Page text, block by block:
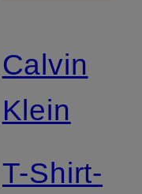
Calvin
Klein
T-Shirt-